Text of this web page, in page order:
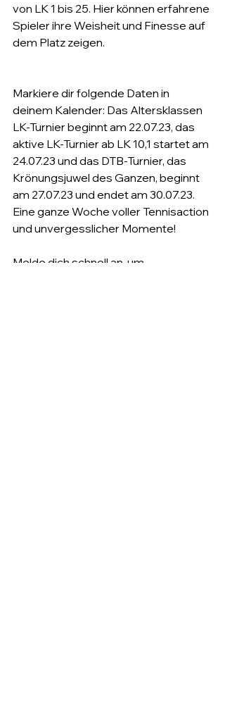
von LK 1 bis 25. Hier können erfahrene
Spieler ihre Weisheit und Finesse auf
dem Platz zeigen.
Markiere dir folgende Daten in
deinem Kalender: Das Altersklassen
LK-Turnier beginnt am 22.07.23, das
aktive LK-Turnier ab LK 10,1 startet am
24.07.23 und das DTB-Turnier, das
Krönungsjuwel des Ganzen, beginnt
am 27.07.23 und endet am 30.07.23.
Eine ganze Woche voller Tennisaction
und unvergesslicher Momente!
Melde dich schnell an, um